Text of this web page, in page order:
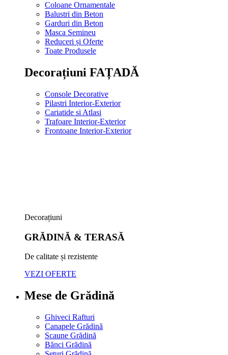
Coloane Ornamentale
Balustri din Beton
Garduri din Beton
Masca Semineu
Reduceri și Oferte
Toate Produsele
Decorațiuni FAȚADĂ
Console Decorative
Pilastri Interior-Exterior
Cariatide si Atlasi
Trafoare Interior-Exterior
Frontoane Interior-Exterior
Decorațiuni
GRĂDINĂ & TERASĂ
De calitate și rezistente
VEZI OFERTE
Mese de Grădină
Ghiveci Rafturi
Canapele Grădină
Scaune Grădină
Bănci Grădină